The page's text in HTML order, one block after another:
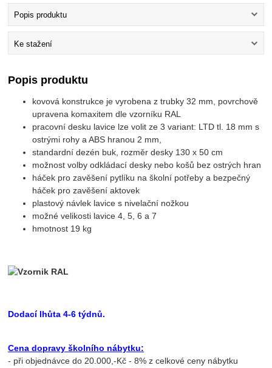
Popis produktu
Ke stažení
Popis produktu
kovová konstrukce je vyrobena z trubky 32 mm, povrchově
upravena komaxitem dle vzorníku RAL
pracovní desku lavice lze volit ze 3 variant: LTD tl. 18 mm s
ostrými rohy a ABS hranou 2 mm,
standardní dezén buk, rozměr desky 130 x 50 cm
možnost volby odkládací desky nebo košů bez ostrých hran
háček pro zavěšení pytlíku na školní potřeby a bezpečný
háček pro zavěšení aktovek
plastový návlek lavice s nivelační nožkou
možné velikosti lavice 4, 5, 6 a 7
hmotnost 19 kg
Dodací lhůta 4-6 týdnů.
Cena dopravy školního nábytku:
- při objednávce do 20.000,-Kč - 8% z celkové ceny nábytku